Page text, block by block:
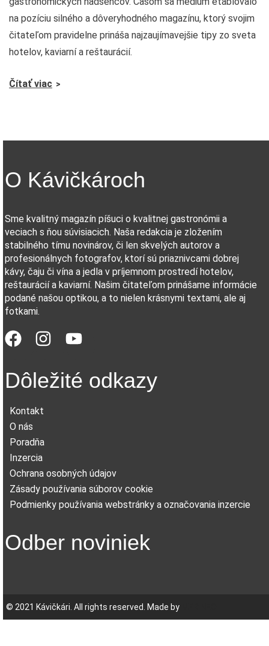
na pozíciu silného a dôveryhodného magazínu, ktorý svojim
čitateľom pravidelne prináša najzaujímavejšie tipy zo sveta
hotelov, kaviarní a reštaurácií.
Čítať viac
O Kávičkároch
Sme kvalitný magazín píšuci o kvalitnej gastronómii a
veciach s ňou súvisiacich. Naša redakcia je zložením
stabilného tímu novinárov, či len skvelých autorov a
profesionálnych fotografov, ktorí sú priaznivcami dobrej
kávy, čaju či vína a jedla v príjemnom prostredí hotelov,
reštaurácií a kaviarní. Našim čitateľom prinášame informácie
podané našou optikou, a to nielen krásnymi textami, ale aj
fotkami.
Dôležité odkazy
Kontakt
O nás
Poradňa
Inzercia
Ochrana osobných údajov
Zásady používania súborov cookie
Podmienky používania webstránky a označovania inzercie
Odber noviniek
© 2021 Kávičkári. All rights reserved. Made by